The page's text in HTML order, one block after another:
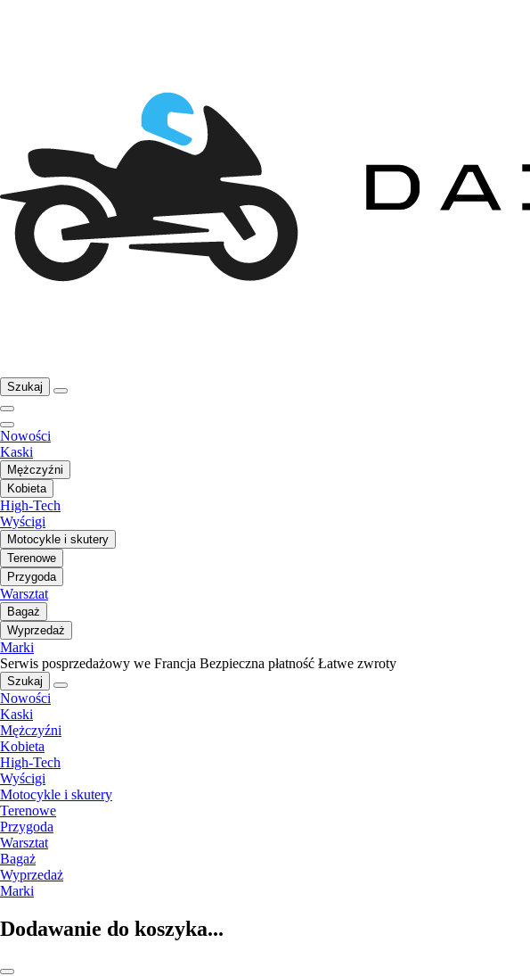
Szukaj
Nowości
Kaski
Mężczyźni
Kobieta
High-Tech
Wyścigi
Motocykle i skutery
Terenowe
Przygoda
Warsztat
Bagaż
Wyprzedaż
Marki
Serwis posprzedażowy we Francja Bezpieczna płatność Łatwe zwroty
Szukaj
Nowości
Kaski
Mężczyźni
Kobieta
High-Tech
Wyścigi
Motocykle i skutery
Terenowe
Przygoda
Warsztat
Bagaż
Wyprzedaż
Marki
Dodawanie do koszyka...